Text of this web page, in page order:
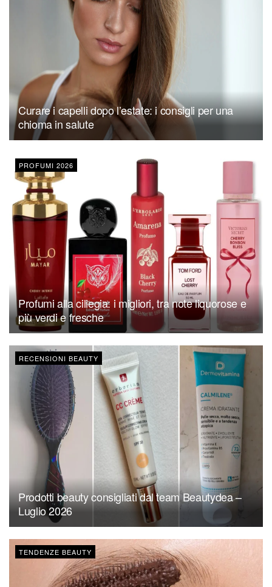
Curare i capelli dopo l’estate: i consigli per una
chioma in salute
PROFUMI 2026
Profumi alla ciliegia: i migliori, tra note liquorose e
più verdi e fresche
RECENSIONI BEAUTY
Prodotti beauty consigliati dal team Beautydea –
Luglio 2026
TENDENZE BEAUTY